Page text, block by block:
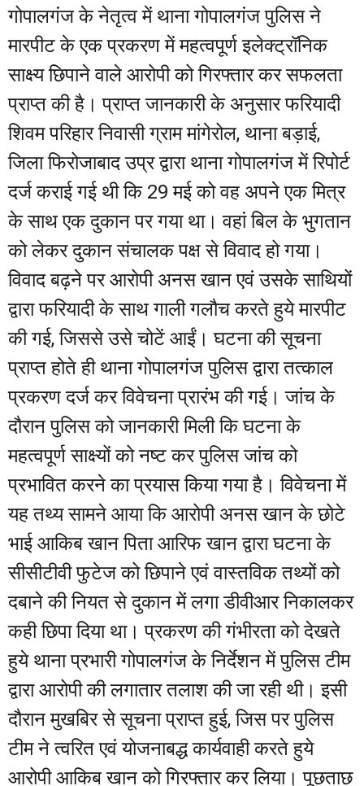
गोपालगंज के नेतृत्व में थाना गोपालगंज पुलिस ने
मारपीट के एक प्रकरण में महत्वपूर्ण इलेक्ट्रॉनिक
साक्ष्य छिपाने वाले आरोपी को गिरफ्तार कर सफलता
प्राप्त की है। प्राप्त जानकारी के अनुसार फरियादी
शिवम परिहार निवासी ग्राम मांगेरोल, थाना बड़ाई,
जिला फिरोजाबाद उप्र द्वारा थाना गोपालगंज में रिपोर्ट
दर्ज कराई गई थी कि 29 मई को वह अपने एक मित्र
के साथ एक दुकान पर गया था। वहां बिल के भुगतान
को लेकर दुकान संचालक पक्ष से विवाद हो गया।
विवाद बढ़ने पर आरोपी अनस खान एवं उसके साथियों
द्वारा फरियादी के साथ गाली गलौच करते हुये मारपीट
की गई, जिससे उसे चोटें आईं। घटना की सूचना
प्राप्त होते ही थाना गोपालगंज पुलिस द्वारा तत्काल
प्रकरण दर्ज कर विवेचना प्रारंभ की गई। जांच के
दौरान पुलिस को जानकारी मिली कि घटना के
महत्वपूर्ण साक्ष्यों को नष्ट कर पुलिस जांच को
प्रभावित करने का प्रयास किया गया है। विवेचना में
यह तथ्य सामने आया कि आरोपी अनस खान के छोटे
भाई आकिब खान पिता आरिफ खान द्वारा घटना के
सीसीटीवी फुटेज को छिपाने एवं वास्तविक तथ्यों को
दबाने की नियत से दुकान में लगा डीवीआर निकालकर
कही छिपा दिया था। प्रकरण की गंभीरता को देखते
हुये थाना प्रभारी गोपालगंज के निर्देशन में पुलिस टीम
द्वारा आरोपी की लगातार तलाश की जा रही थी। इसी
दौरान मुखबिर से सूचना प्राप्त हुई, जिस पर पुलिस
टीम ने त्वरित एवं योजनाबद्ध कार्यवाही करते हुये
आरोपी आकिब खान को गिरफ्तार कर लिया। पूछताछ